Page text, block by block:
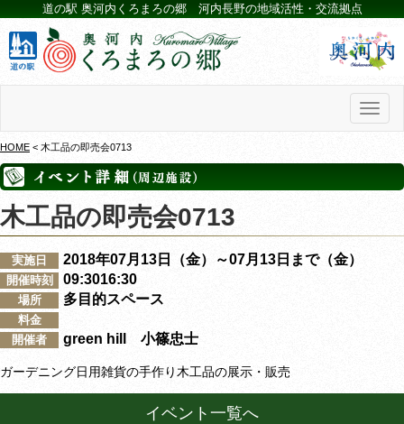
道の駅 奥河内くろまろの郷 河内長野の地域活性・交流拠点
HOME < 木工品の即売会0713
木工品の即売会0713
実施日 2018年07月13日（金）～07月13日まで（金）
開催時刻 09:3016:30
場所 多目的スペース
料金
開催者
green hill 小篠忠士
ガーデニング日用雑貨の手作り木工品の展示・販売
イベント一覧へ